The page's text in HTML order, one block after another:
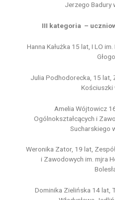
Jerzego Badury
III kategoria –
Hanna Kałużka 15 lat, I LO
Julia Podhodorecka, 15 lat,
Kościuszki
Amelia Wójtowicz
Ogólnokształcących i
Sucharskiego
Weronika Zator, 19 lat,
i Zawodowych im. mjra
Dominika Zielińska 14 lat,